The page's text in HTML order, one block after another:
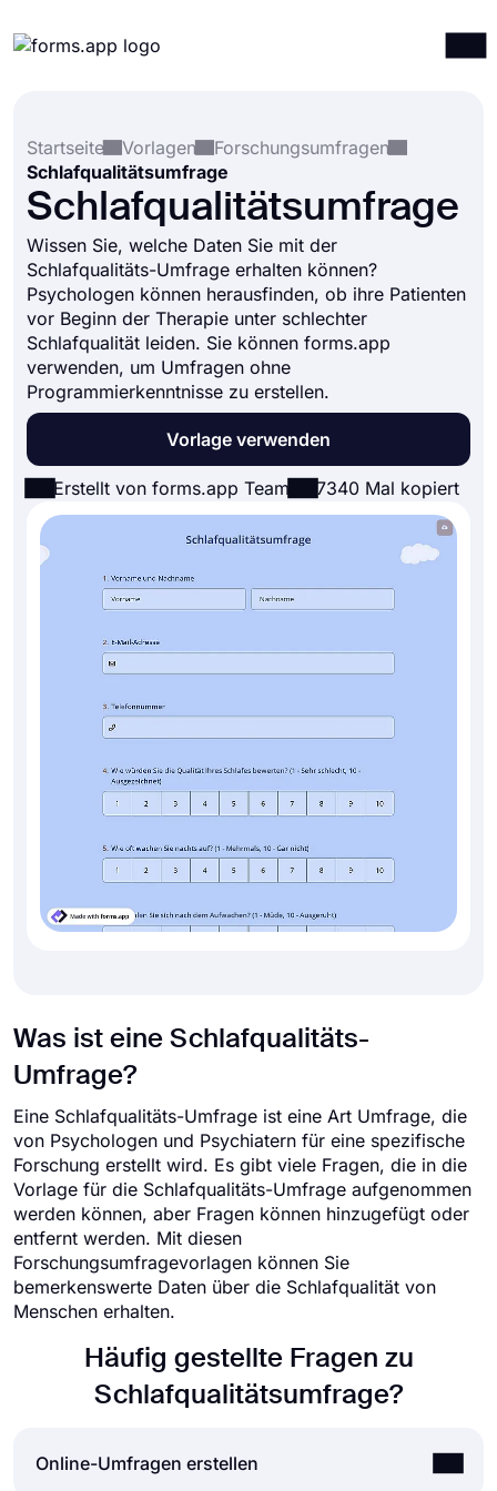
Integrationen
Vorlagen
Ressourcen
Preise
Startseite
Vorlagen
Forschungsumfragen
Schlafqualitätsumfrage
Schlafqualitätsumfrage
Wissen Sie, welche Daten Sie mit der
Schlafqualitäts-Umfrage erhalten können?
Psychologen können herausfinden, ob ihre Patienten
vor Beginn der Therapie unter schlechter
Schlafqualität leiden. Sie können forms.app
verwenden, um Umfragen ohne
Programmierkenntnisse zu erstellen.
Vorlage verwenden
Erstellt von forms.app Team 7340 Mal kopiert
Was ist eine Schlafqualitäts-
Umfrage?
Eine Schlafqualitäts-Umfrage ist eine Art Umfrage, die
von Psychologen und Psychiatern für eine spezifische
Forschung erstellt wird. Es gibt viele Fragen, die in die
Vorlage für die Schlafqualitäts-Umfrage aufgenommen
werden können, aber Fragen können hinzugefügt oder
entfernt werden. Mit diesen
Forschungsumfragevorlagen können Sie
bemerkenswerte Daten über die Schlafqualität von
Menschen erhalten.
Häufig gestellte Fragen zu
Schlafqualitätsumfrage?
Online-Umfragen erstellen